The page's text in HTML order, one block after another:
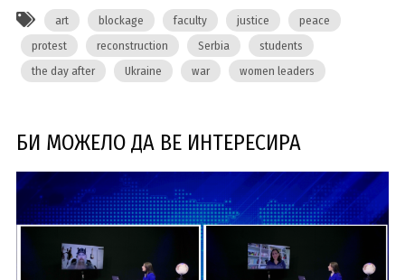
art blockage faculty justice
peace
protest
reconstruction Serbia
students
the day after
Ukraine war women leaders
БИ МОЖЕЛО ДА ВЕ ИНТЕРЕСИРА